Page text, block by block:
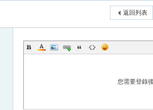
返回列表
您需要登錄